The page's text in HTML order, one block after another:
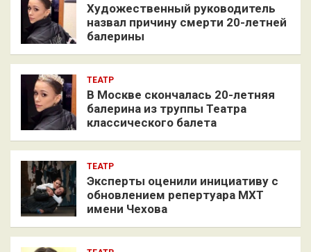
Художественный руководитель
назвал причину смерти 20-летней
балерины
ТЕАТР
В Москве скончалась 20-летняя
балерина из труппы Театра
классического балета
ТЕАТР
Эксперты оценили инициативу с
обновлением репертуара МХТ
имени Чехова